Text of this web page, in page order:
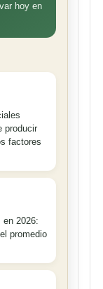
hoy en
producir
factores
en 2026:
promedio